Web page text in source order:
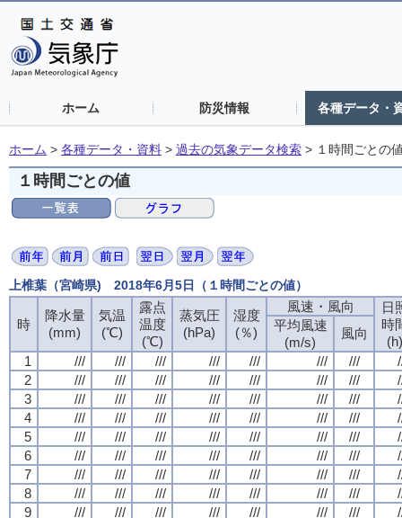
ホーム 防災情報 各種データ・
ホーム > 各種データ・資料 > 過去の気象データ検索 > １時間ごとの
１時間ごとの値
上椎葉（宮崎県) 2018年6月5日（１時間ごとの値）
時
降水量
(mm)
気温
(℃)
露点
温度
(℃)
蒸気圧
(hPa)
湿度
(％)
風速・風向
日
時
(h)
平均風速
(m/s)
風向
1
/// /// /// /// /// /// ///
2
/// /// /// /// /// /// ///
3
/// /// /// /// /// /// ///
4
/// /// /// /// /// /// ///
5
/// /// /// /// /// /// ///
6
/// /// /// /// /// /// ///
7
/// /// /// /// /// /// ///
8
/// /// /// /// /// /// ///
9
/// /// /// /// /// /// ///